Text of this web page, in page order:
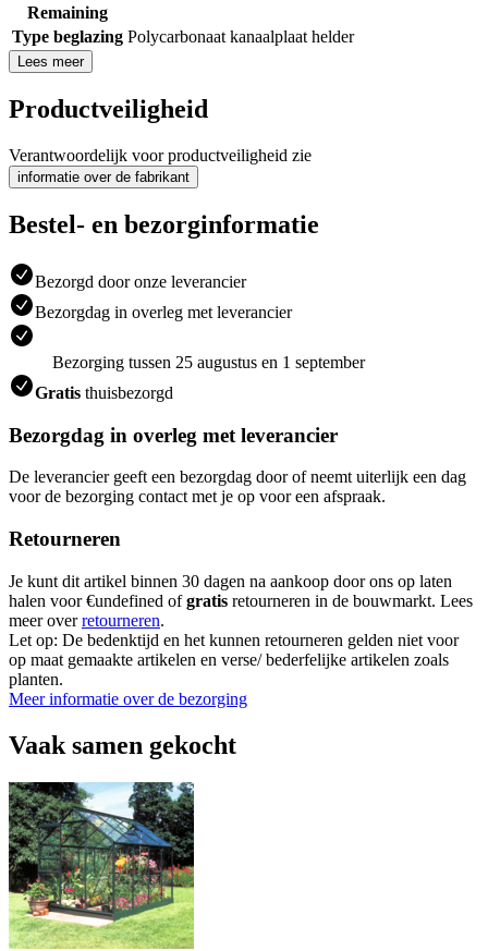
Remaining
Type beglazing Polycarbonaat kanaalplaat helder
Lees meer
Productveiligheid
Verantwoordelijk voor productveiligheid zie
informatie over de fabrikant
Bestel- en bezorginformatie
Bezorgd door onze leverancier
Bezorgdag in overleg met leverancier
Bezorging tussen 25 augustus en 1 september
Gratis thuisbezorgd
Bezorgdag in overleg met leverancier
De leverancier geeft een bezorgdag door of neemt uiterlijk een dag
voor de bezorging contact met je op voor een afspraak.
Retourneren
Je kunt dit artikel binnen 30 dagen na aankoop door ons op laten
halen voor €undefined ofgratis retourneren in de bouwmarkt. Lees
meer overretourneren.
Let op: De bedenktijd en het kunnen retourneren gelden niet voor
op maat gemaakte artikelen en verse/ bederfelijke artikelen zoals
planten.
Meer informatie over de bezorging
Vaak samen gekocht